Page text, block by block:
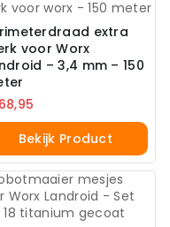
extra
voor Worx
– 3,4 mm – 150
68,95
Bekijk Product